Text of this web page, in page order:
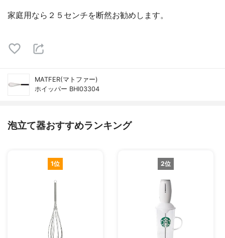
家庭用なら２５センチを断然お勧めします。
MATFER(マトファー)
ホイッパー BHI03304
泡立て器おすすめランキング
1位 2位